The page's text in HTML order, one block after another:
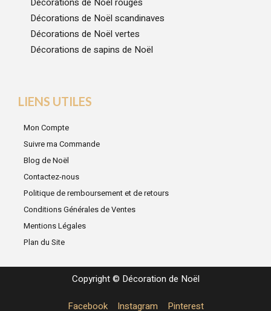
Décorations de Noël scandinaves
Décorations de Noël vertes
Décorations de sapins de Noël
LIENS UTILES
Mon Compte
Suivre ma Commande
Blog de Noël
Contactez-nous
Politique de remboursement et de retours
Conditions Générales de Ventes
Mentions Légales
Plan du Site
Copyright © Décoration de Noël
Facebook Instagram Pinterest